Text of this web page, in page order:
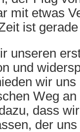
mit etwas
ist
unseren
und
wir
Weg an
dass
der